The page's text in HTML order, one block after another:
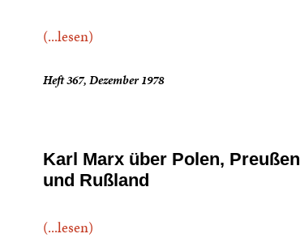
(...lesen)
Heft 367, Dezember 1978
Karl Marx über Polen, Preußen
und Rußland
(...lesen)